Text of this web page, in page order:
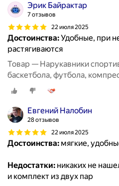
Эрик Байрактар
7 отзывов
22 июля 2025
Достоинства:Удобные, при
растягиваются
Товар — Нарукавники
баскетбола, футбола,
пальцев, 2 пары черные +
Евгений Налобин
28 отзывов
22 июля 2025
Достоинства: мягкие,
Недостатки: никаких не
и комплект из двух пар